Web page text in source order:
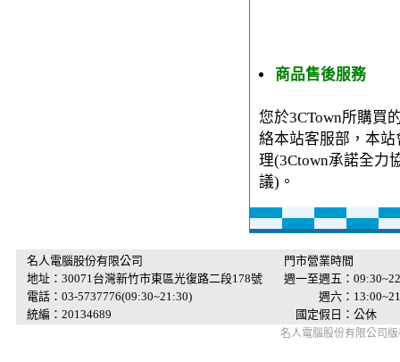
商品售後服務
您於3CTown所購買
絡本站客服部，本
理(3Ctown承諾全力
議)。
名人電腦股份有限公司
地址：30071台灣新竹市東區光復路二段178號
電話：03-5737776(09:30~21:30)
統編：20134689
門市營業時間
週一至週五：
週六：
國定假日：公休
名人電腦股份有限公司版